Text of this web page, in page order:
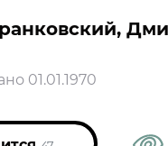
01.01.1970